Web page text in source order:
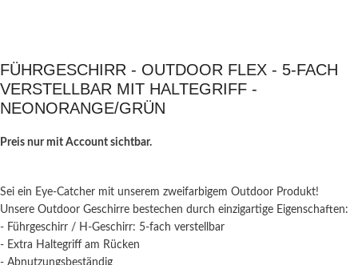
FÜHRGESCHIRR - OUTDOOR FLEX - 5-FACH
VERSTELLBAR MIT HALTEGRIFF -
NEONORANGE/GRÜN
Preis nur mit Account sichtbar.
Sei ein Eye-Catcher mit unserem zweifarbigem Outdoor Produkt!
Unsere Outdoor Geschirre bestechen durch einzigartige Eigenschaften:
- Führgeschirr / H-Geschirr: 5-fach verstellbar
- Extra Haltegriff am Rücken